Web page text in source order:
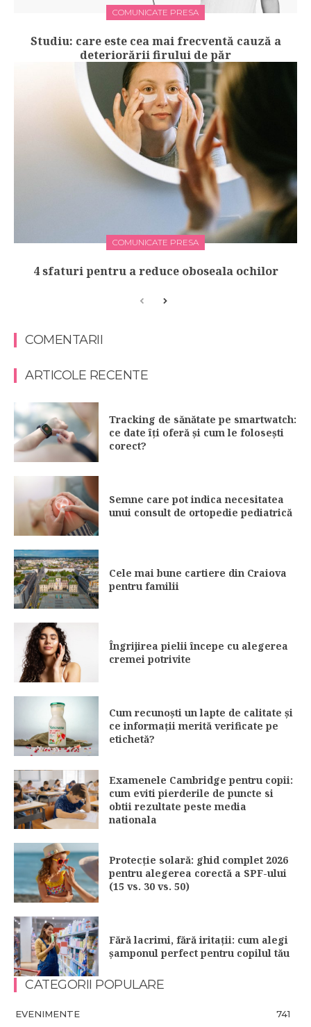
COMUNICATE PRESA
Studiu: care este cea mai frecventă cauză a
deteriorării firului de păr
COMUNICATE PRESA
4 sfaturi pentru a reduce oboseala ochilor
COMENTARII
ARTICOLE RECENTE
Tracking de sănătate pe smartwatch:
ce date îți oferă și cum le folosești
corect?
Semne care pot indica necesitatea
unui consult de ortopedie pediatrică
Cele mai bune cartiere din Craiova
pentru familii
Îngrijirea pielii începe cu alegerea
cremei potrivite
Cum recunoști un lapte de calitate și
ce informații merită verificate pe
etichetă?
Examenele Cambridge pentru copii:
cum eviti pierderile de puncte si
obtii rezultate peste media
nationala
Protecție solară: ghid complet 2026
pentru alegerea corectă a SPF-ului
(15 vs. 30 vs. 50)
Fără lacrimi, fără iritații: cum alegi
șamponul perfect pentru copilul tău
CATEGORII POPULARE
EVENIMENTE
741